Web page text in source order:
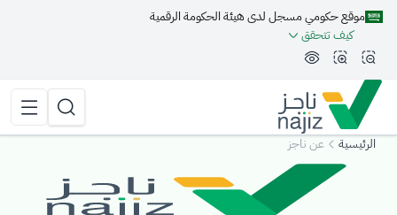
موقع حكومي مسجل لدى هيئة الحكومة الرقمية
كيف تتحقق
تقليل الرؤية وحجم الخطزيادة الرؤية وحجم الخطتبديل المظهر
البحث
الجانبية
الرئيسية عن ناجز